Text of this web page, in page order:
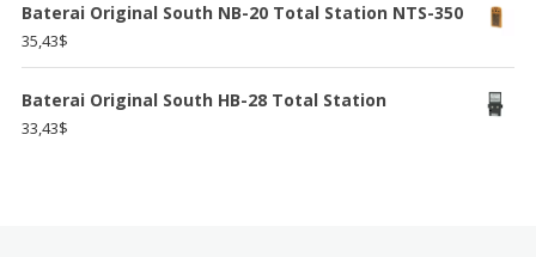
Baterai Original South NB-20 Total Station NTS-350
35,43$
Baterai Original South HB-28 Total Station
33,43$